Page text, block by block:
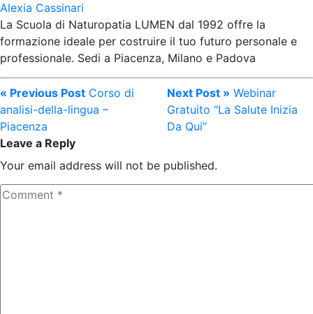
scelte
nella
pagina
prodotto
Alexia Cassinari
La Scuola di Naturopatia LUMEN dal 1992 offre la
formazione ideale per costruire il tuo futuro personale e
professionale. Sedi a Piacenza, Milano e Padova
« Previous Post Corso di
analisi-della-lingua –
Piacenza
Next Post » Webinar
Gratuito “La Salute Inizia
Da Qui”
Leave a Reply
Your email address will not be published.